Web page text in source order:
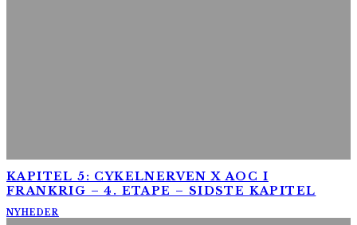
KAPITEL 5: CYKELNERVEN X AOC I
FRANKRIG – 4. ETAPE – SIDSTE KAPITEL
NYHEDER